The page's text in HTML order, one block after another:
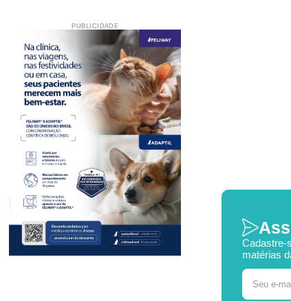
PUBLICIDADE
Cadastre-
matérias